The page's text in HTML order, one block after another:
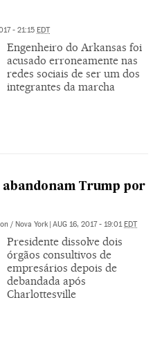
- 21:15 EDT
Engenheiro do Arkansas foi
acusado erroneamente nas
redes sociais de ser um dos
integrantes da marcha
Trump por
/ Nova York | AUG 16, 2017 - 19:01EDT
Presidente dissolve dois
órgãos consultivos de
empresários depois de
debandada após
Charlottesville